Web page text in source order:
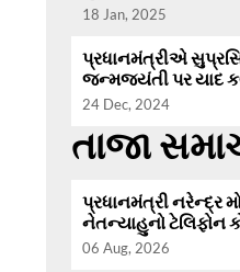
18 Jan, 2025
પ્રધાનમંત્રીએ
જન્મજયંતી પર યાદ
24 Dec, 2024
તાજા
પ્રધાનમંત્રી નરેન્દ્ર
નેતન્યાહુનો ટેલિફોન
06 Aug, 2026